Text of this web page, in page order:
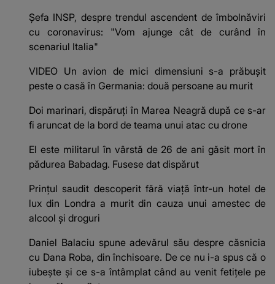
Șefa INSP, despre trendul ascendent de îmbolnăviri
cu coronavirus: "Vom ajunge cât de curând în
scenariul Italia"
VIDEO Un avion de mici dimensiuni s-a prăbușit
peste o casă în Germania: două persoane au murit
Doi marinari, dispăruți în Marea Neagră după ce s-ar
fi aruncat de la bord de teama unui atac cu drone
El este militarul în vârstă de 26 de ani găsit mort în
pădurea Babadag. Fusese dat dispărut
Prințul saudit descoperit fără viață într-un hotel de
lux din Londra a murit din cauza unui amestec de
alcool și droguri
Daniel Balaciu spune adevărul său despre căsnicia
cu Dana Roba, din închisoare. De ce nu i-a spus că o
iubește și ce s-a întâmplat când au venit fetițele pe